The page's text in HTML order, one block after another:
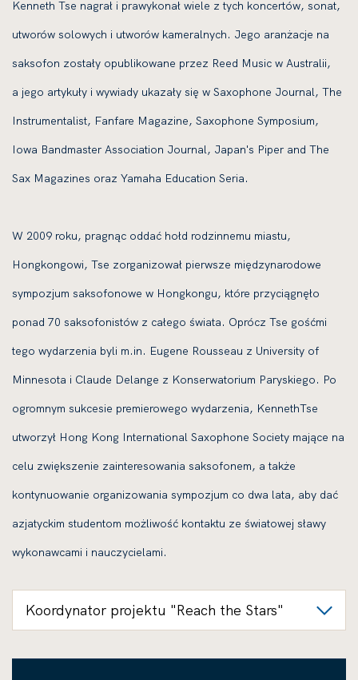
Kenneth Tse nagrał i prawykonał wiele z tych koncertów, sonat,
utworów solowych i utworów kameralnych. Jego aranżacje na
saksofon zostały opublikowane przez Reed Music w Australii,
a jego artykuły i wywiady ukazały się w Saxophone Journal, The
Instrumentalist, Fanfare Magazine, Saxophone Symposium,
Iowa Bandmaster Association Journal, Japan's Piper and The
Sax Magazines oraz Yamaha Education Seria.
W 2009 roku, pragnąc oddać hołd rodzinnemu miastu,
Hongkongowi, Tse zorganizował pierwsze międzynarodowe
sympozjum saksofonowe w Hongkongu, które przyciągnęło
ponad 70 saksofonistów z całego świata. Oprócz Tse gośćmi
tego wydarzenia byli m.in. Eugene Rousseau z University of
Minnesota i Claude Delange z Konserwatorium Paryskiego. Po
ogromnym sukcesie premierowego wydarzenia, KennethTse
utworzył Hong Kong International Saxophone Society mające na
celu zwiększenie zainteresowania saksofonem, a także
kontynuowanie organizowania sympozjum co dwa lata, aby dać
azjatyckim studentom możliwość kontaktu ze światowej sławy
wykonawcami i nauczycielami.
Koordynator projektu "Reach the Stars"